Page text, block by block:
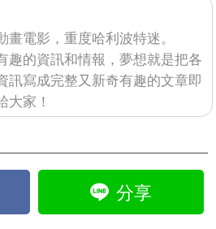
畫電影，重度哈利波特迷。
趣的資訊和情報，夢想就是把各
訊寫成完整又新奇有趣的文章即
大家！
分享